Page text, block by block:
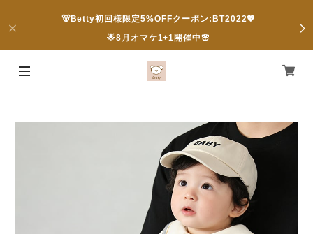
🐻Betty初回様限定5%OFFクーポン:BT2022💖
🌟8月オマケ1+1開催中🌸